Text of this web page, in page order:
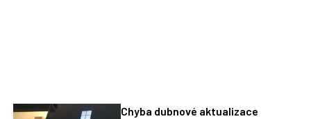
Chyba dubnové aktualizace